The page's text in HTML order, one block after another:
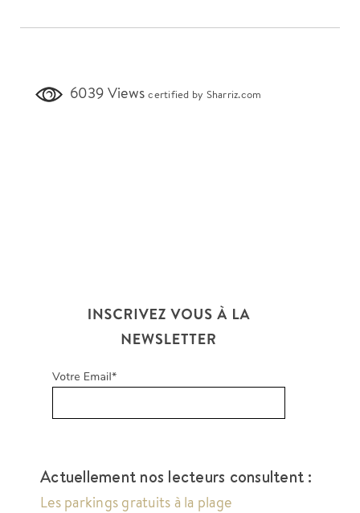
6039 Viewscertified by Sharriz.com
Actuellement nos lecteurs consultent :
Les parkings gratuits à la plage